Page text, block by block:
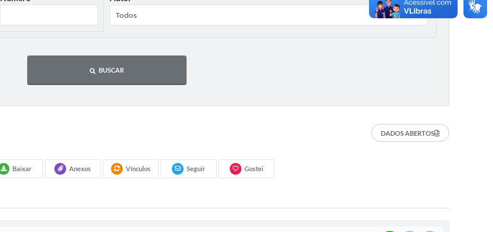
BUSCAR
DADOS ABERTOS
Baixar Anexos Vínculos Seguir Gostei